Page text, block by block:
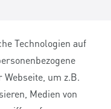
Technologien auf
um z.B.
Medien von